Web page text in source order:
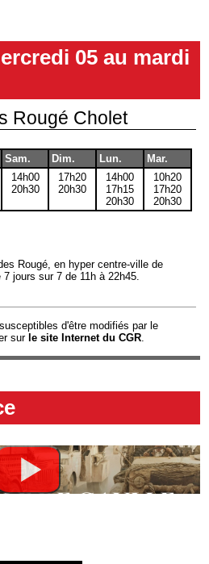
05 au mardi
Rougé Cholet
Sam. Dim. Lun.
Mar.
14h00
20h30
17h20
20h30
14h00
17h15
20h30
10h20
17h20
20h30
Rougé, en hyper centre-ville de
jours sur 7 de 11h à 22h45.
d'être modifiés par le
surle site Internet du CGR